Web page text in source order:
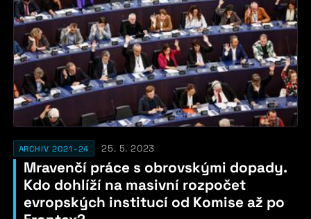
ARCHIV 2021–24 25. 5. 2023
Mravenčí práce s obrovskými dopady.
Kdo dohlíží na masivní rozpočet
evropských institucí od Komise až po